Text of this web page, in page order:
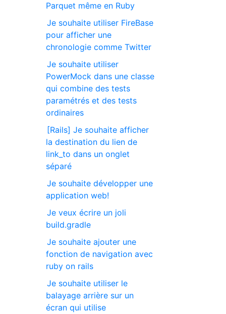
Parquet même en Ruby
Je souhaite utiliser FireBase
pour afficher une
chronologie comme Twitter
Je souhaite utiliser
PowerMock dans une classe
qui combine des tests
paramétrés et des tests
ordinaires
[Rails] Je souhaite afficher
la destination du lien de
link_to dans un onglet
séparé
Je souhaite développer une
application web!
Je veux écrire un joli
build.gradle
Je souhaite ajouter une
fonction de navigation avec
ruby on rails
Je souhaite utiliser le
balayage arrière sur un
écran qui utilise